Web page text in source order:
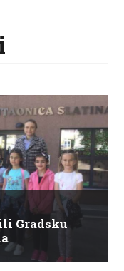
Gradsku